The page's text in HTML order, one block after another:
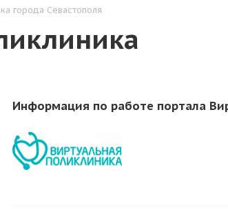
города Севастополя
Информация по работе портала